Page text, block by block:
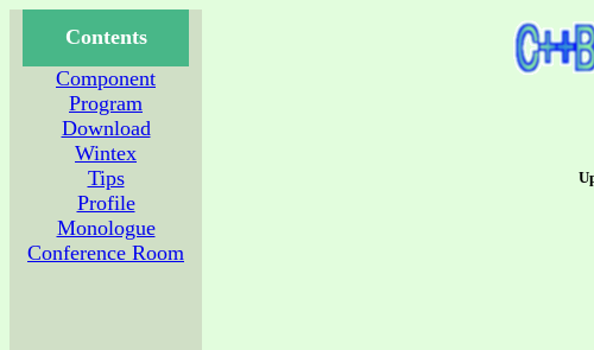
Contents
Component
Program
Download
Wintex
Tips
Profile
Monologue
Conference Room